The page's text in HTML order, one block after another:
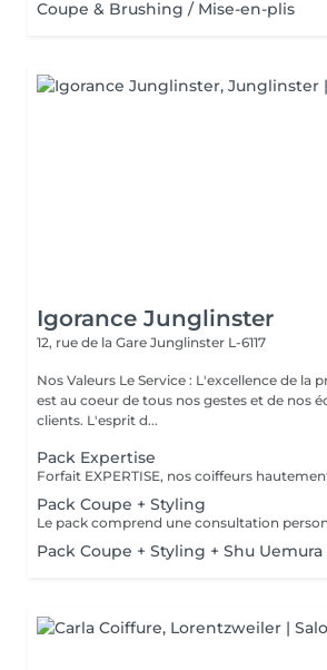
Coupe & Brushing / Mise-en-plis
Igorance Junglinster
12, rue de la Gare Junglinster L-6117
Nos Valeurs Le Service : L'excellence de la prestation de coiffure
est au coeur de tous nos gestes et de nos
clients. L'esprit d...
Pack Expertise
Pack Coupe + Styling
Pack Coupe + Styling + Shu Uemura